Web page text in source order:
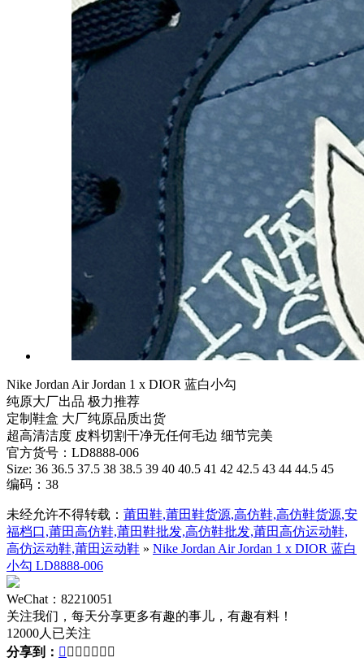
Nike Jordan Air Jordan 1 x DIOR 蓝白小勾
纯原大厂出品 极力推荐
定制鞋盒 大厂纯原品质出货
超高清洁度 皮料切割干净无任何毛边 细节完美
官方货号：LD8888-006
Size: 36 36.5 37.5 38 38.5 39 40 40.5 41 42 42.5 43 44 44.5 45
编码：38
未经允许不得转载： 莆田鞋,莆田鞋货源,高仿鞋,高仿鞋货源,安
福档口,莆田高仿鞋,莆田鞋批发,高仿鞋批发,莆田高仿运动鞋,
高仿运动鞋,莆田运动鞋 » Nike Jordan Air Jordan 1 x DIOR 蓝白
小勾 LD8888-006
WeChat：82210051
关注我们，每天分享更多有趣的事儿，有趣有料！
12000人已关注
分享到：       